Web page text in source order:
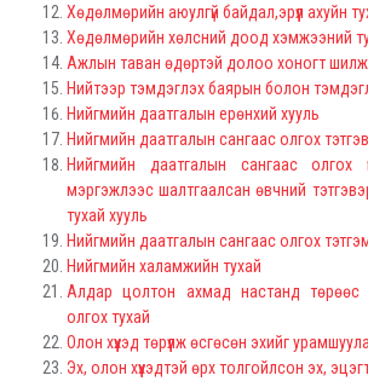
Хөдөлмөрийн аюулгүй байдал,эрүүл ахуйн
Хөдөлмөрийн хөлсний доод хэмжээний
Ажлын таван өдөртэй долоо хоногт
Нийтээр тэмдэглэх баярын болон
Нийгмийн даатгалын ерөнхий хууль
Нийгмийн даатгалын сангаас олгох
Нийгмийн даатгалын сангаас олгох
мэргэжлээс шалтгаалсан өвчний
тухай хууль
Нийгмийн даатгалын сангаас олгох
Нийгмийн халамжийн тухай
Алдар цолтон ахмад настанд төрөөс
олгох тухай
Олон хүүхэд төрүүлж өсгөсөн эхийг
Эх, олон хүүхэдтэй өрх толгойлсон эх,